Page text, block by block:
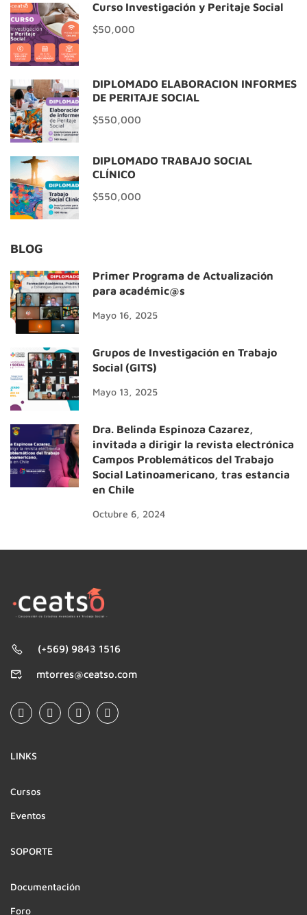
Curso Investigación y Peritaje Social
$50,000
DIPLOMADO ELABORACIÓN INFORMES
DE PERITAJE SOCIAL
$550,000
DIPLOMADO TRABAJO SOCIAL
CLÍNICO
$550,000
BLOG
Primer Programa de Actualización
para académic@s
Mayo 16, 2025
Grupos de Investigación en Trabajo
Social (GITS)
Mayo 13, 2025
Dra. Belinda Espinoza Cazarez,
invitada a dirigir la revista electrónica
Campos Problemáticos del Trabajo
Social Latinoamericano, tras estancia
en Chile
Octubre 6, 2024
(+569) 9843 1516
mtorres@ceatso.com
LINKS
Cursos
Eventos
SOPORTE
Documentación
Foro